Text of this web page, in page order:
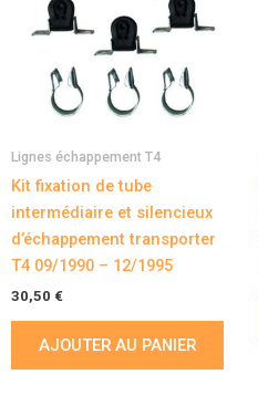
Lignes échappement T4
Kit fixation de tube
intermédiaire et silencieux
d’échappement transporter
T4 09/1990 – 12/1995
30,50 €
AJOUTER AU PANIER